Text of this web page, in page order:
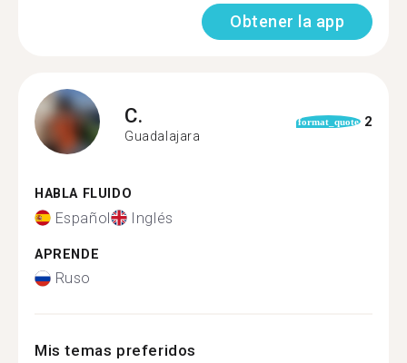
Obtener la app
C.
Guadalajara
format_quote 2
HABLA FLUIDO
Español Inglés
APRENDE
Ruso
Mis temas preferidos